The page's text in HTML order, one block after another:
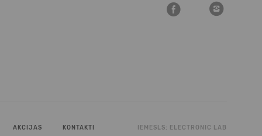
AKCIJAS KONTAKTI IEMESLS: ELECTRONIC LAB